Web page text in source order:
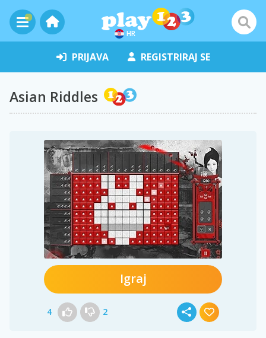
HR
PRIJAVA REGISTRIRAJ SE
Asian Riddles
Igraj
4 2